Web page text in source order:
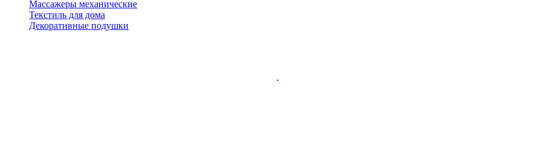
Массажеры механические
Текстиль для дома
Декоративные подушки